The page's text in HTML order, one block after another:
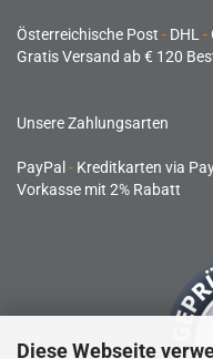
Diese Webseite
Österreichische Post - DHL -
Gratis Versand ab € 120
Unsere Zahlungsarten
PayPal - Kreditkarten via
Vorkasse mit 2% Rabatt